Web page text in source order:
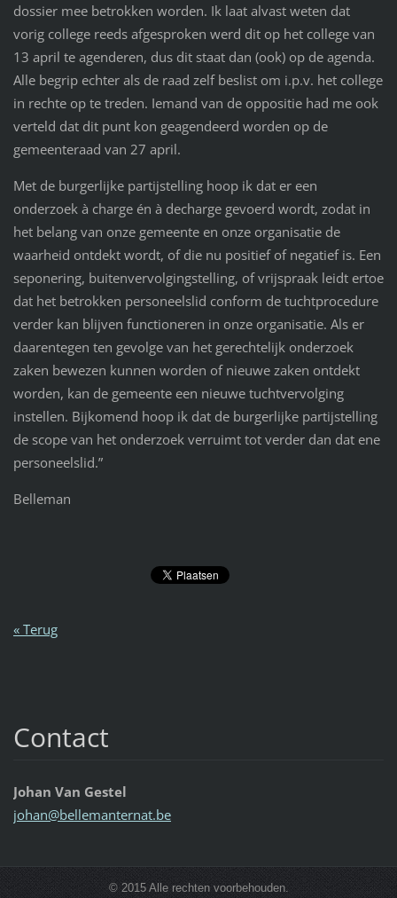
dossier mee betrokken worden. Ik laat alvast weten dat
vorig college reeds afgesproken werd dit op het college van
13 april te agenderen, dus dit staat dan (ook) op de agenda.
Alle begrip echter als de raad zelf beslist om i.p.v. het college
in rechte op te treden. Iemand van de oppositie had me ook
verteld dat dit punt kon geagendeerd worden op de
gemeenteraad van 27 april.
Met de burgerlijke partijstelling hoop ik dat er een
onderzoek à charge én à decharge gevoerd wordt, zodat in
het belang van onze gemeente en onze organisatie de
waarheid ontdekt wordt, of die nu positief of negatief is. Een
seponering, buitenvervolgingstelling, of vrijspraak leidt ertoe
dat het betrokken personeelslid conform de tuchtprocedure
verder kan blijven functioneren in onze organisatie. Als er
daarentegen ten gevolge van het gerechtelijk onderzoek
zaken bewezen kunnen worden of nieuwe zaken ontdekt
worden, kan de gemeente een nieuwe tuchtvervolging
instellen. Bijkomend hoop ik dat de burgerlijke partijstelling
de scope van het onderzoek verruimt tot verder dan dat ene
personeelslid.”
Belleman
« Terug
Contact
Johan Van Gestel
johan@bellemanternat.be
© 2015 Alle rechten voorbehouden.